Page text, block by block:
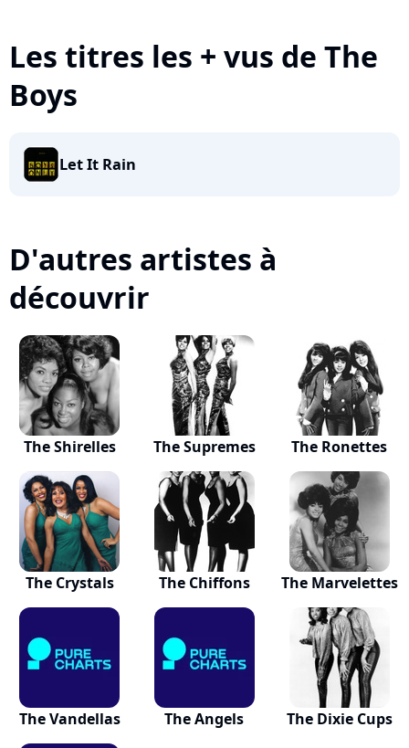
Les titres les + vus de The
Boys
Let It Rain
D'autres artistes à
découvrir
The Shirelles The Supremes The Ronettes
The Crystals The Chiffons The Marvelettes
The Vandellas The Angels The Dixie Cups